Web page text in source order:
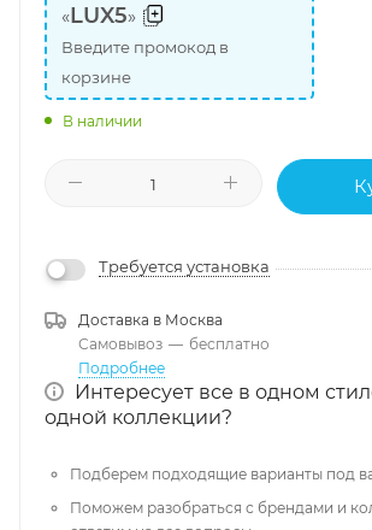
«LUX5»
Введите промокод в
корзине
В наличии
Требуется установка
Доставка в Москва
Самовывоз — бесплатно
Подробнее
Интересует все в одном
одной коллекции?
Подберем подходящие варианты под
Поможем разобраться с брендами и